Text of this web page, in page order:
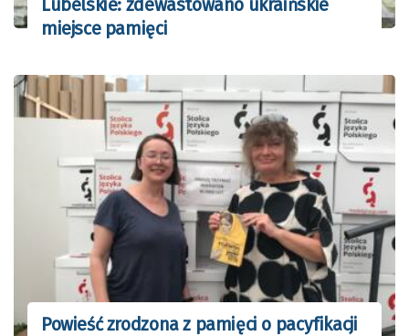
Lubelskie: zdewastowano ukraińskie
miejsce pamięci
Powieść zrodzona z pamięci o pacyfikacji